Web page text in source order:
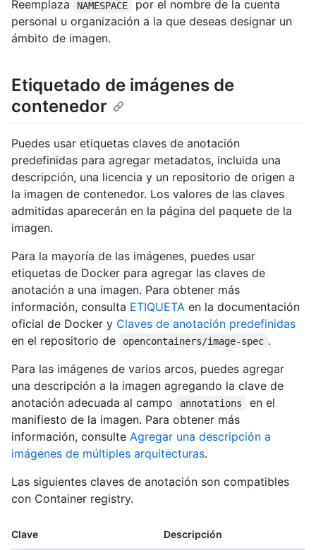
Reemplaza NAMESPACE
por el nombre de la cuenta
personal u organización a la que deseas designar un
ámbito de imagen.
Etiquetado de imágenes de
contenedor
Puedes usar etiquetas claves de anotación
predefinidas para agregar metadatos, incluida una
descripción, una licencia y un repositorio de origen a
la imagen de contenedor. Los valores de las claves
admitidas aparecerán en la página del paquete de la
imagen.
Para la mayoría de las imágenes, puedes usar
etiquetas de Docker para agregar las claves de
anotación a una imagen. Para obtener más
información, consulta ETIQUETA en la documentación
oficial de Docker y Claves de anotación predefinidas
en el repositorio de
opencontainers/image-spec .
Para las imágenes de varios arcos, puedes agregar
una descripción a la imagen agregando la clave de
anotación adecuada al campo
annotations
en el
manifiesto de la imagen. Para obtener más
información, consulte Agregar una descripción a
imágenes de múltiples arquitecturas.
Las siguientes claves de anotación son compatibles
con Container registry.
Clave Descripción